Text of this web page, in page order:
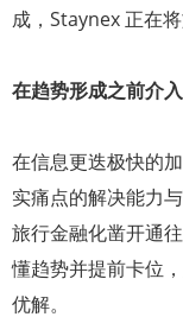
成，Staynex 正在
在趋势形成之前介
在信息更迭极快的
实痛点的解决能力
旅行金融化凿开通
懂趋势并提前卡位
优解。